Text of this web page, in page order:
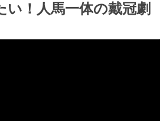
！人馬一体の戴冠劇